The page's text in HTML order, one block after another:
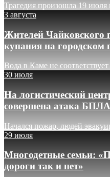
Трагедия произошла 19 июля
3 августа
Жителей Чайковского
купания на городском
Вода в Каме не
30 июля
На логистический
совершена атака БПЛА
Начался пожар, людей
29 июля
Многодетные семьи:
дороги так и нет»